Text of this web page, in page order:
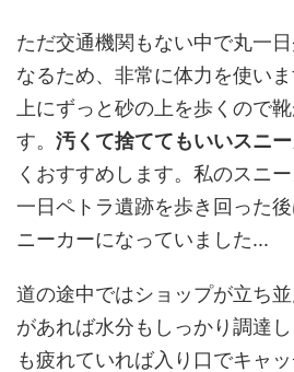
ただ交通機関もない中で丸一
なるため、非常に体力を使い
上にずっと砂の上を歩くので
す。 汚くて捨ててもいいスニー
くおすすめします。私のスニ
一日ペトラ遺跡を歩き回った
ニーカーになっていました...
道の途中ではショップが立ち
があれば水分もしっかり調達
も疲れていれば入り口でキャ